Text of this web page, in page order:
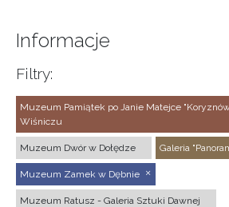
Informacje
Filtry:
Muzeum Pamiątek po Janie Matejce
Wiśniczu
Muzeum Dwór w Dołędze Galeria
Muzeum Zamek w Dębnie
Muzeum Ratusz - Galeria Sztuki Dawnej